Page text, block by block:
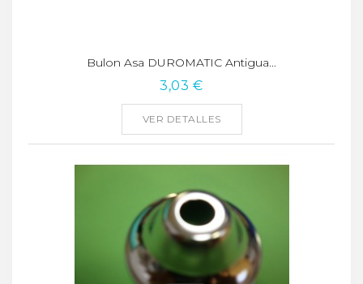
Bulon Asa DUROMATIC Antigua...
3,03 €
VER DETALLES